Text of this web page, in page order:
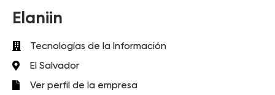
Elaniin
Tecnologías de la Información
El Salvador
Ver perfil de la empresa